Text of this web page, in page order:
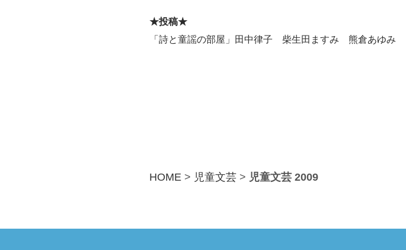
★投稿★
「詩と童謡の部屋」田中律子 柴生田ますみ 熊倉あゆみ
HOME > 児童文芸 > 児童文芸 2009